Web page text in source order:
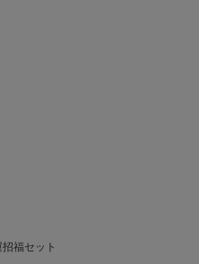
福セット